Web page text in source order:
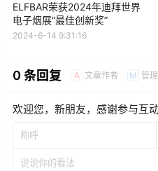
ELFBAR荣获2024年迪拜世界
电子烟展“最佳创新奖”
2024-6-14 9:31:16
0 条回复 A 文章作者 M 管
欢迎您，新朋友，感谢参与互动